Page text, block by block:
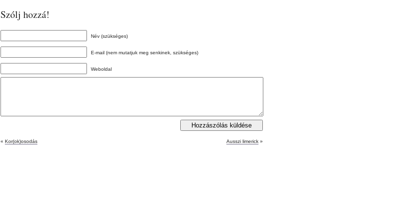
Szólj hozzá!
Név (szükséges)
E-mail (nem mutatjuk meg senkinek, szükséges)
Weboldal
« Kor(ok)osodás Ausszi limerick »